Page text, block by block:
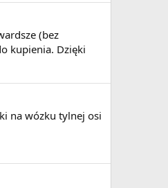
(bez
kupienia. Dzięki
na wózku tylnej osi